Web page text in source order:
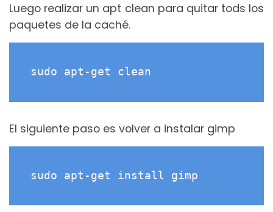
Luego realizar un apt clean para quitar tods los
paquetes de la caché.
sudo apt-get clean
El siguiente paso es volver a instalar gimp
sudo apt-get install gimp